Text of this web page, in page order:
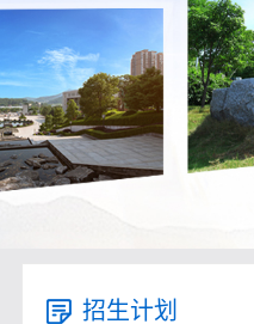
招生计划